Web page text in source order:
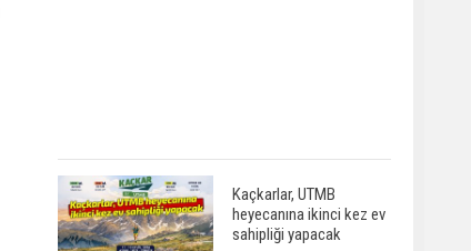
Kaçkarlar, UTMB
heyecanına ikinci kez ev
sahipliği yapacak